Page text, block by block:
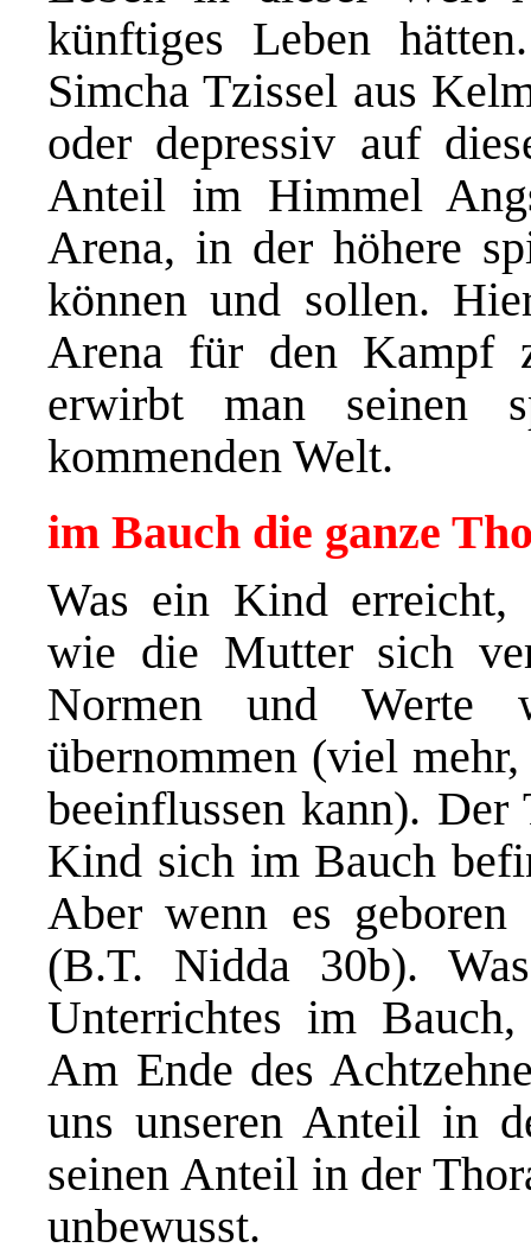
künftiges Leben
Simcha Tzissel aus
oder depressiv auf
Anteil im Himmel
Arena, in der höhere
können und sollen.
Arena für den Kampf
erwirbt man seinen
kommenden Welt.
im Bauch die ganze
Was ein Kind erreicht,
wie die Mutter sich
Normen und Werte
übernommen (viel
beeinflussen kann). Der
Kind sich im Bauch
Aber wenn es
(B.T. Nidda 30b).
Unterrichtes im
Am Ende des
uns unseren Anteil in
seinen Anteil in der
unbewusst.